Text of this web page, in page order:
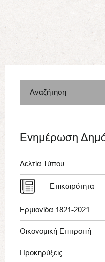
Αναζήτηση
Ενημέρωση
Δελτία Τύπου
Επικαιρότητα
Ερμιονίδα 1821-2021
Οικονομική Επιτροπή
Προκηρύξεις